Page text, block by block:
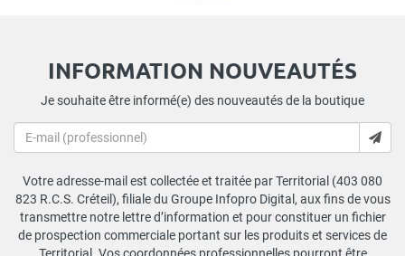
INFORMATION NOUVEAUTÉS
Je souhaite être informé(e) des nouveautés de la boutique
Votre adresse-mail est collectée et traitée par Territorial (403 080
823 R.C.S. Créteil), filiale du Groupe Infopro Digital, aux fins de vous
transmettre notre lettre d’information et pour constituer un fichier
de prospection commerciale portant sur les produits et services de
Territorial. Vos coordonnées professionnelles pourront être